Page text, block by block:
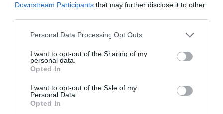
Downstream Participants that may further disclose it to other
Personal Data Processing Opt Outs
I want to opt-out of the Sharing of my
personal data.
Opted In
I want to opt-out of the Sale of my
Personal Data.
Opted In